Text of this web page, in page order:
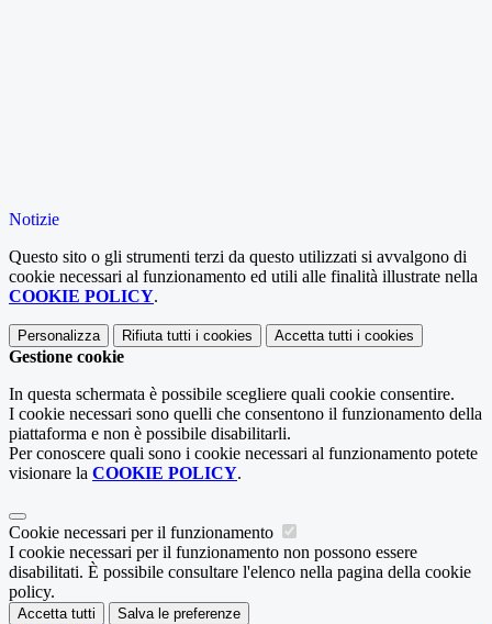
Notizie
Questo sito o gli strumenti terzi da questo utilizzati si avvalgono di
cookie necessari al funzionamento ed utili alle finalità illustrate nella
COOKIE POLICY.
Personalizza Rifiuta tutti i cookies Accetta tutti i cookies
Gestione cookie
In questa schermata è possibile scegliere quali cookie consentire.
I cookie necessari sono quelli che consentono il funzionamento della
piattaforma e non è possibile disabilitarli.
Per conoscere quali sono i cookie necessari al funzionamento potete
visionare la COOKIE POLICY.
Cookie necessari per il funzionamento
I cookie necessari per il funzionamento non possono essere
disabilitati. È possibile consultare l'elenco nella pagina della cookie
policy.
Accetta tutti Salva le preferenze